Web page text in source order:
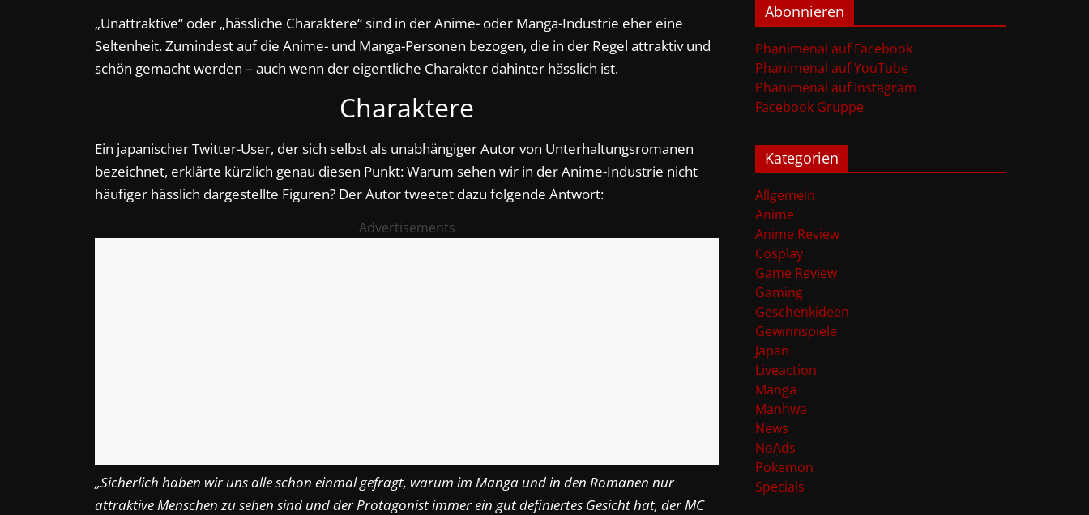
„Unattraktive“ oder „hässliche Charaktere“ sind in der Anime- oder Manga-Industrie eher eine
Seltenheit. Zumindest auf die Anime- und Manga-Personen bezogen, die in der Regel attraktiv und
schön gemacht werden – auch wenn der eigentliche Charakter dahinter hässlich ist.
Charaktere
Ein japanischer Twitter-User, der sich selbst als unabhängiger Autor von Unterhaltungsromanen
bezeichnet, erklärte kürzlich genau diesen Punkt: Warum sehen wir in der Anime-Industrie nicht
häufiger hässlich dargestellte Figuren? Der Autor tweetet dazu folgende Antwort:
Advertisements
„Sicherlich haben wir uns alle schon einmal gefragt, warum im Manga und in den Romanen nur
attraktive Menschen zu sehen sind und der Protagonist immer ein gut definiertes Gesicht hat, der MC
Abonnieren
Phanimenal auf Facebook
Phanimenal auf YouTube
Phanimenal auf Instagram
Facebook Gruppe
Kategorien
Allgemein
Anime
Anime Review
Cosplay
Game Review
Gaming
Geschenkideen
Gewinnspiele
Japan
Liveaction
Manga
Manhwa
News
NoAds
Pokemon
Specials